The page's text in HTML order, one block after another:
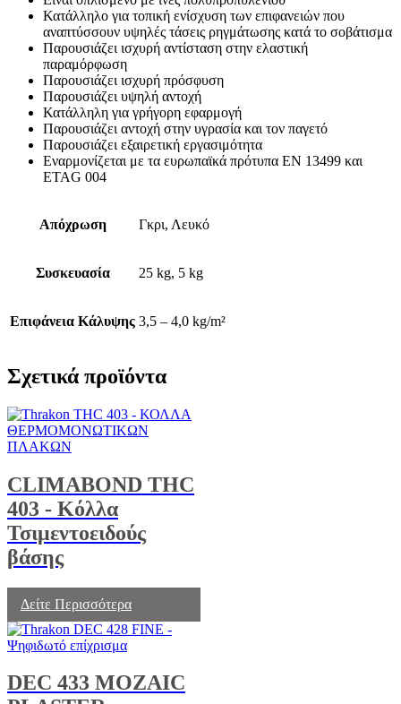
Κατάλληλο για τοπική ενίσχυση των επιφανειών που
αναπτύσσουν υψηλές τάσεις ρηγμάτωσης κατά το σοβάτισμα
Παρουσιάζει ισχυρή αντίσταση στην ελαστική
παραμόρφωση
Παρουσιάζει ισχυρή πρόσφυση
Παρουσιάζει υψηλή αντοχή
Κατάλληλη για γρήγορη εφαρμογή
Παρουσιάζει αντοχή στην υγρασία και τον παγετό
Παρουσιάζει εξαιρετική εργασιμότητα
Εναρμονίζεται με τα ευρωπαϊκά πρότυπα ΕΝ 13499 και
ΕTAG 004
Απόχρωση Γκρι, Λευκό
Συσκευασία 25 kg, 5 kg
Επιφάνεια Κάλυψης 3,5 – 4,0 kg/m²
Σχετικά προϊόντα
CLIMABOND THC
403 - Κόλλα
Τσιμεντοειδούς
βάσης
Δείτε Περισσότερα
DEC 433 MOZAIC